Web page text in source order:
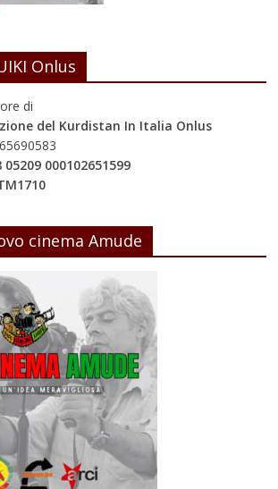
Onlus
di
del Kurdistan In Italia Onlus
05209 000102651599
cinema Amude